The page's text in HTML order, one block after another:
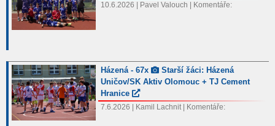
10.6.2026 | Pavel Valouch | Komentáře:
Házená - 67x
Starší žáci: Házená
Uničov/SK Aktiv Olomouc + TJ Cement
Hranice
7.6.2026 | Kamil Lachnit | Komentáře: